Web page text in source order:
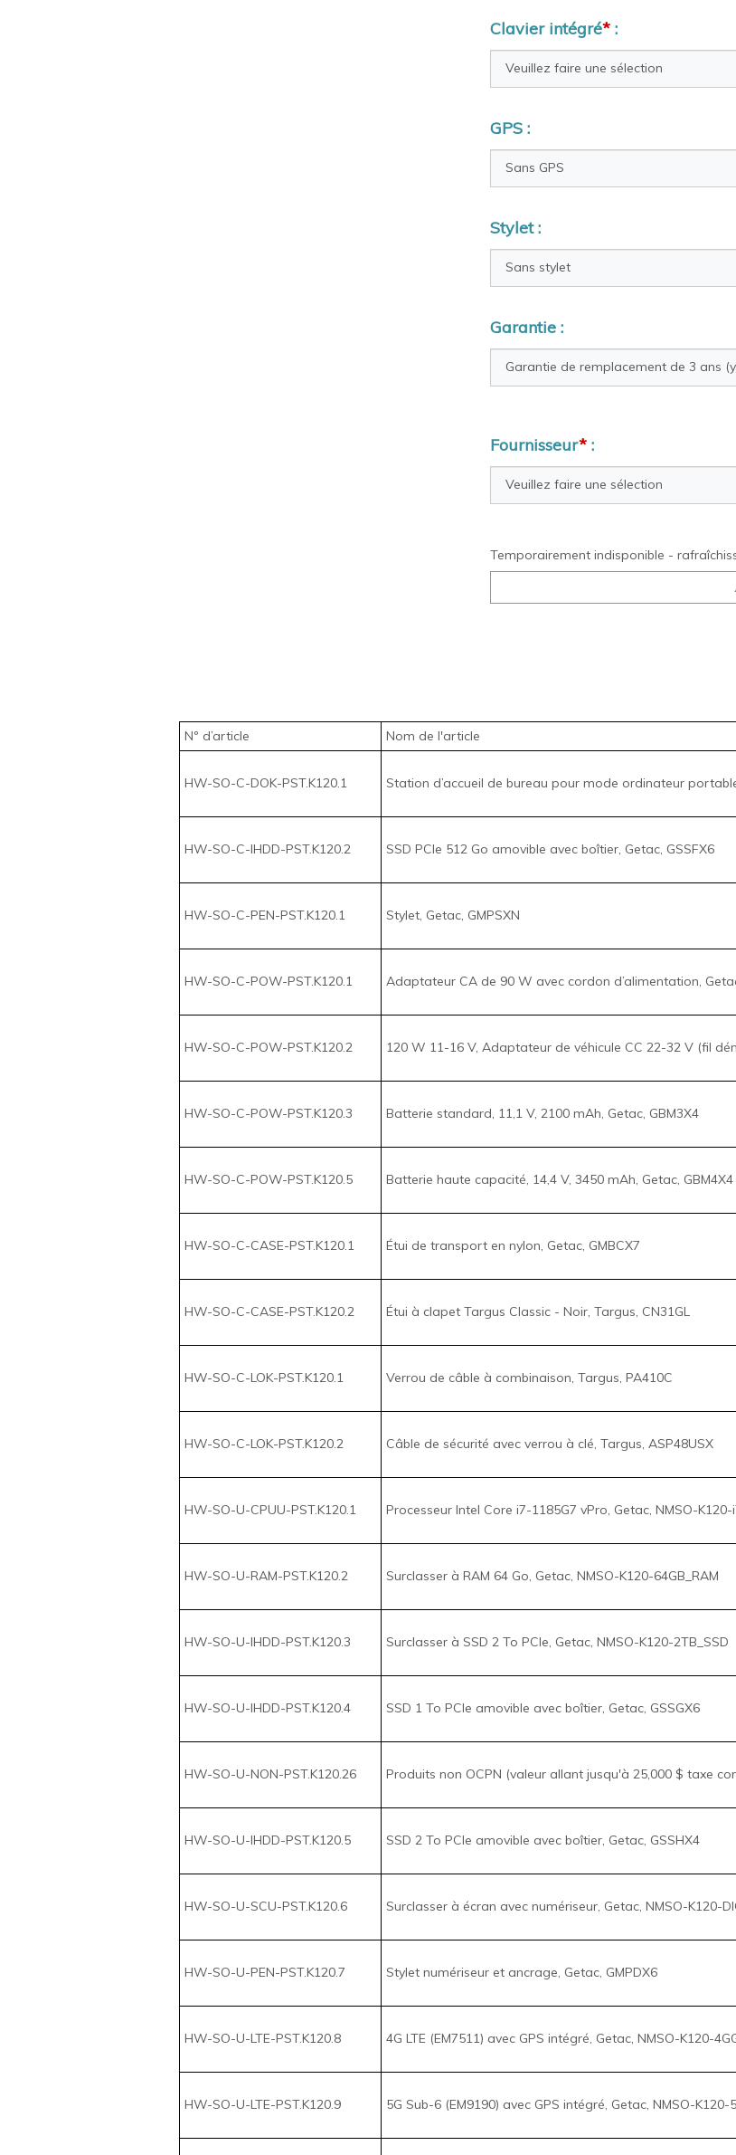
Clavier intégré* :
GPS :
Stylet :
Garantie :
Fournisseur* :
Temporairement indisponible -
Nº d’article Nom de l'article
HW-SO-C-DOK-PST.K120.1 Station d’accueil de bureau pour mode ordinateur
HW-SO-C-POW-PST.K120.1 Adaptateur CA de 90 W avec cordon d’alimentation,
HW-SO-C-POW-PST.K120.5 Batterie haute capacité, 14,4 V, 3450 mAh, Getac, GBM4X4
HW-SO-C-CASE-PST.K120.1 Étui de transport en nylon, Getac, GMBCX7
Étui à clapet Targus Classic - Noir, Targus, CN31GL
HW-SO-C-LOK-PST.K120.2 Câble de sécurité avec verrou à clé, Targus, ASP48USX
Surclasser à SSD 2 To PCIe, Getac, NMSO-K120-2TB_SSD
HW-SO-U-IHDD-PST.K120.4 SSD 1 To PCIe amovible avec boîtier, Getac, GSSGX6
HW-SO-U-NON-PST.K120.26 Produits non OCPN (valeur allant jusqu'à 25,000 $ taxe
HW-SO-U-PEN-PST.K120.7 Stylet numériseur et ancrage, Getac, GMPDX6
HW-SO-U-INTU-PST.K120.10 Port RS232, Getac, NMSO-K120_RS232
HW-SO-U-SCRU-PST.K120.11 Lecteur de carte Smart Card, Getac, NMSO-K120_SCR